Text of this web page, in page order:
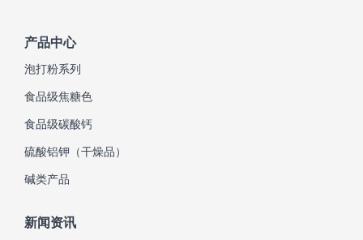
产品中心
泡打粉系列
食品级焦糖色
食品级碳酸钙
硫酸铝钾（干燥品）
碱类产品
新闻资讯